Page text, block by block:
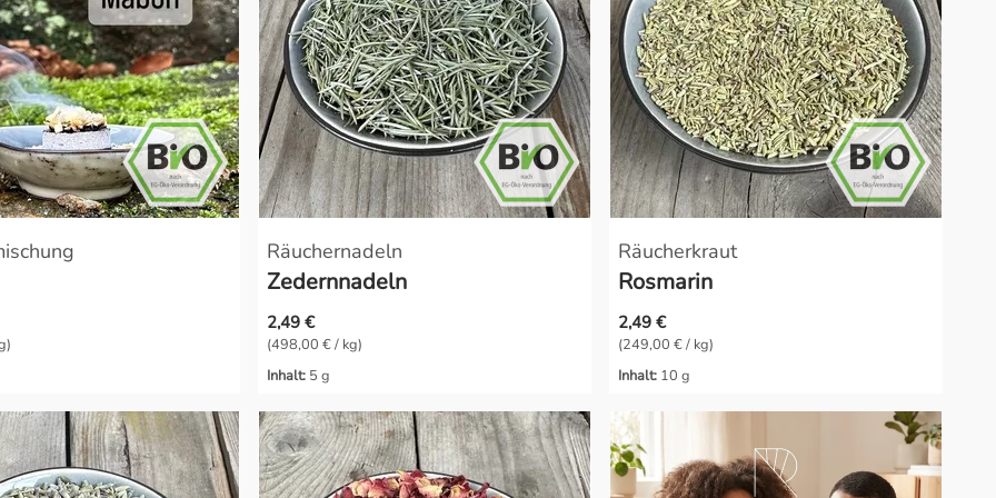
Räuchernadeln
Zedernnadeln
2,49 €
(498,00 € / kg)
Inhalt: 5 g
Räucherkraut
Rosmarin
2,49 €
(249,00 € / kg)
Inhalt: 10 g